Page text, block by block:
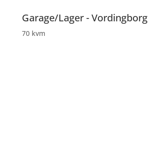
Garage/Lager - Vordingborg
70 kvm